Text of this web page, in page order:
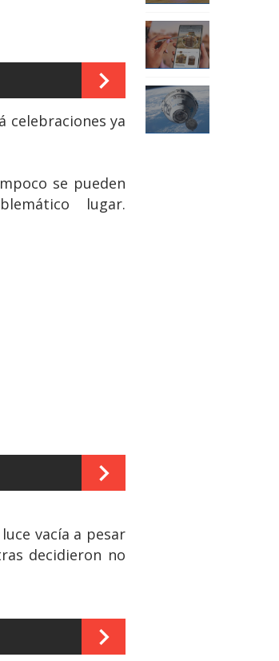
celebraciones ya
se pueden
lugar.
vacía a pesar
decidieron no